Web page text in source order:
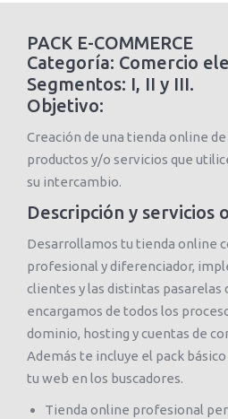
PACK E-COMMERCE
Categoría: Comercio
Segmentos: I, II y III.
Objetivo:
Creación de una tienda online
productos y/o servicios que
su intercambio.
Descripción y servicios
Desarrollamos tu tienda online
profesional y diferenciador,
clientes y las distintas pasarelas
encargamos de todos los
dominio, hosting y cuentas de
Además te incluye el pack
tu web en los buscadores.
Tienda online profesional